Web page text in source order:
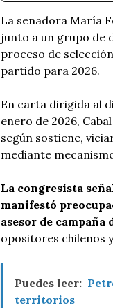
La senadora María
junto a un grupo de
proceso de
partido para 2026.
En carta dirigida al
enero de 2026,
según sostiene,
mediante
La congresista
manifestó
asesor de
opositores chilenos
Puedes leer:
territorios